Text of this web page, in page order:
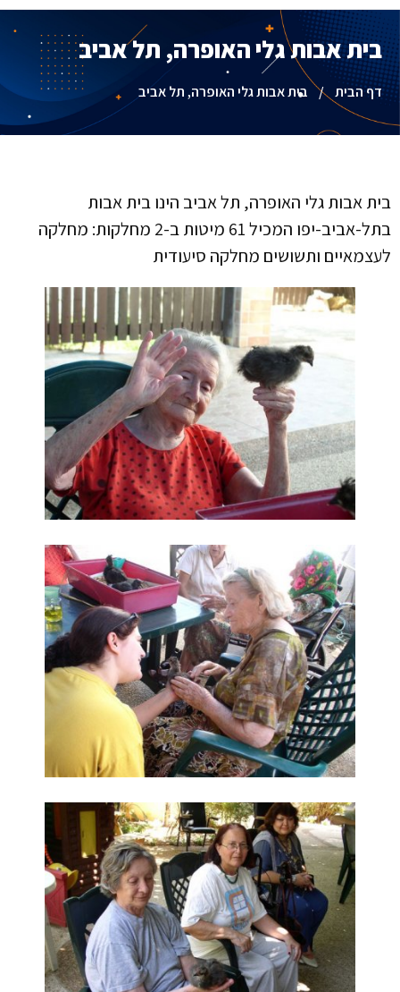
בית אבות גלי האופרה, תל אביב
דף הבית / בית אבות גלי האופרה, תל אביב
בית אבות גלי האופרה, תל אביב הינו בית אבות
בתל-אביב-יפו המכיל 61 מיטות ב-2 מחלקות: מחלקה
לעצמאיים ותשושים מחלקה סיעודית